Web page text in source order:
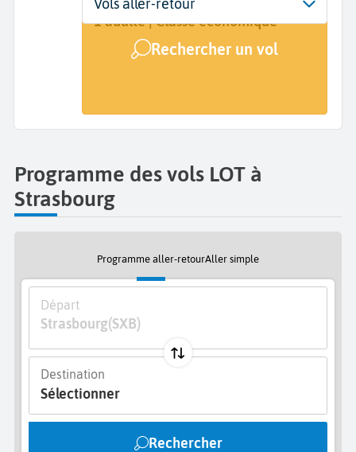
Strasbourg Entzheim (SXB)
Dates de votre voyage
1 adulte | Classe économique
Rechercher un vol
Vols aller-retour
Programme des vols LOT à
Strasbourg
Programme aller-retourAller simple
Départ
Strasbourg(SXB)
Destination
Sélectionner
Rechercher